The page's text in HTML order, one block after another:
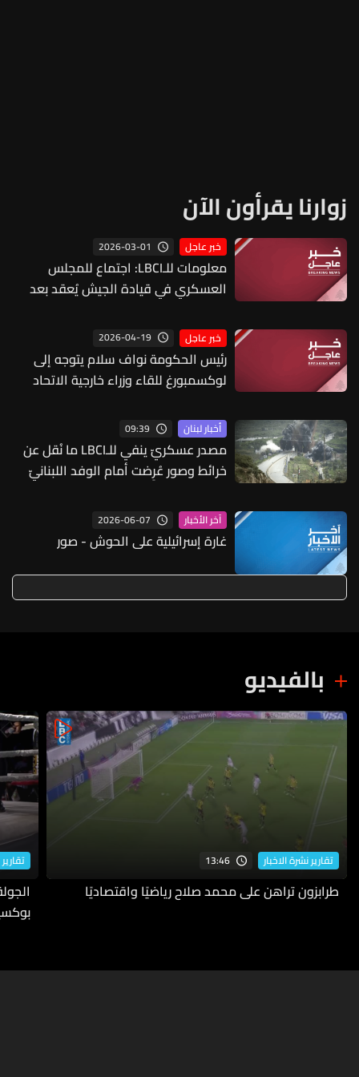
زوارنا يقرأون الآن
خبر عاجل 2026-03-01
معلومات للـLBCI: اجتماع للمجلس
العسكري في قيادة الجيش يُعقد بعد
خبر عاجل 2026-04-19
رئيس الحكومة نواف سلام يتوجه إلى
لوكسمبورغ للقاء وزراء خارجية الاتحاد
للاتحاد الأوروبي للشؤون الخارجية
والسياسة الأمنية كايا كالاس
أخبار لبنان 09:39
مصدر عسكريّ ينفي للـLBCI ما نُقل عن
خرائط وصور عُرِضت أمام الوفد اللبنانيّ
الأرض
آخر الأخبار 2026-06-07
غارة إسرائيلية على الحوش - صور
بالفيديو
تقارير نشرة الاخبار 13:46
طرابزون تراهن على محمد صلاح رياضيًا واقتصاديًا